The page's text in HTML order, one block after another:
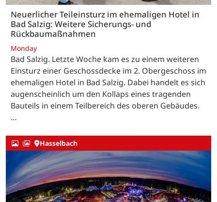
Neuerlicher Teileinsturz im ehemaligen Hotel in
Bad Salzig: Weitere Sicherungs- und
Rückbaumaßnahmen
Monday
Bad Salzig. Letzte Woche kam es zu einem weiteren
Einsturz einer Geschossdecke im 2. Obergeschoss im
ehemaligen Hotel in Bad Salzig. Dabei handelt es sich
augenscheinlich um den Kollaps eines tragenden
Bauteils in einem Teilbereich des oberen Gebäudes.
…
Hasselbach